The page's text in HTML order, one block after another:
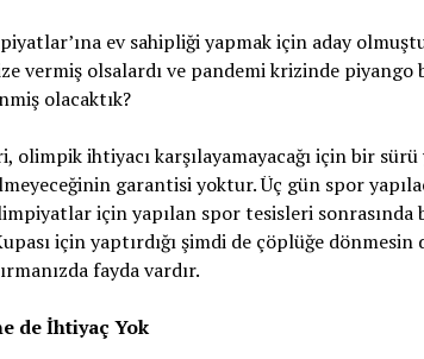
ev sahipliği yapmak için aday
vermiş olsalardı ve pandemi krizinde piyango
olacaktık?
ihtiyacı karşılayamayacağı için bir sürü
garantisi yoktur. Üç gün spor
için yapılan spor tesisleri sonrasında
için yaptırdığı şimdi de çöplüğe dönmesin
fayda vardır.
de İhtiyaç Yok